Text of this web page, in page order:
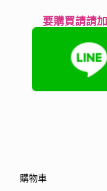
要購買請請
購物車